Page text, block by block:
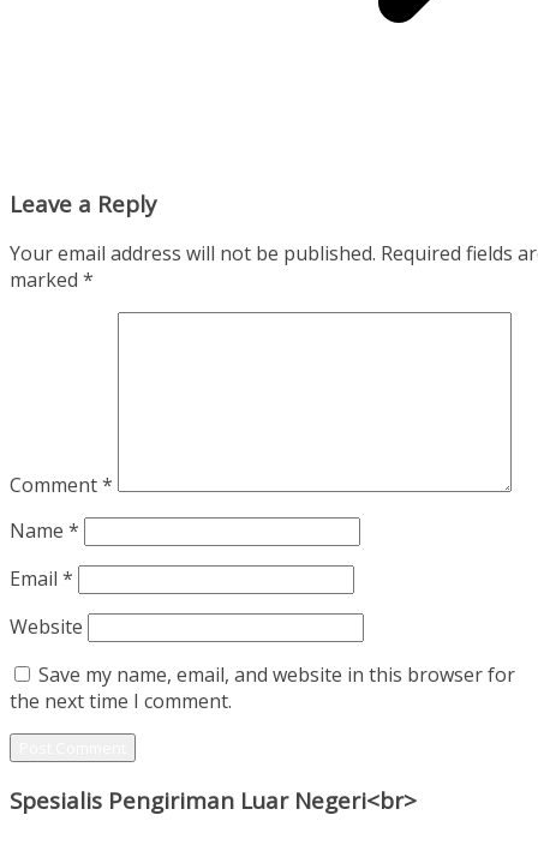
Leave a Reply
Your email address will not be published. Required fields
marked *
Comment*
Name *
Email *
Website
Save my name, email, and website in this browser for
the next time I comment.
Spesialis Pengiriman Luar Negeri<br>